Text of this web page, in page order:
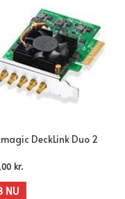
DeckLink Duo 2
kr.
NU